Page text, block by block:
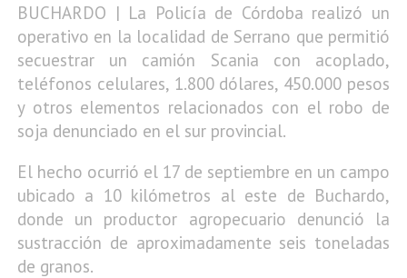
BUCHARDO | La Policía de Córdoba realizó un
operativo en la localidad de Serrano que permitió
secuestrar un camión Scania con acoplado,
teléfonos celulares, 1.800 dólares, 450.000 pesos
y otros elementos relacionados con el robo de
soja denunciado en el sur provincial.
El hecho ocurrió el 17 de septiembre en un campo
ubicado a 10 kilómetros al este de Buchardo,
donde un productor agropecuario denunció la
sustracción de aproximadamente seis toneladas
de granos.